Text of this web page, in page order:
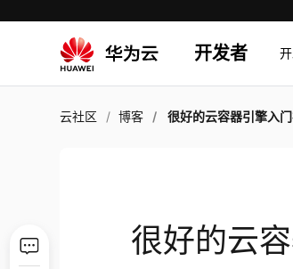
开发者
云社区 博客 很好的云容器引擎入
很好的云